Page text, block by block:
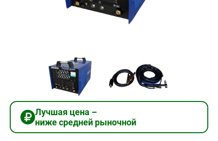
Лучшая цена –
ниже средней рыночной
Добавить в корзину
Купить в 1 клик
В кредит от 3 786 руб/